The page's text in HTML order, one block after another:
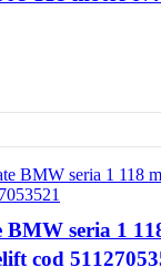
BMW seria 1
cod